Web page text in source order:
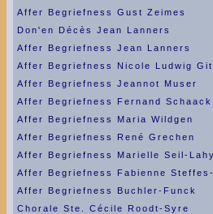
Affer Begriefness Gust Zeimes
Don'en Décès Jean Lanners
Affer Begriefness Jean Lanners
Affer Begriefness Nicole Ludwig
Affer Begriefness Jeannot Muser
Affer Begriefness Fernand Schaack
Affer Begriefness Maria Wildgen
Affer Begriefness René Grechen
Affer Begriefness Marielle Seil-
Affer Begriefness Fabienne
Affer Begriefness Buchler-Funck
Chorale Ste. Cécile Roodt-Syre